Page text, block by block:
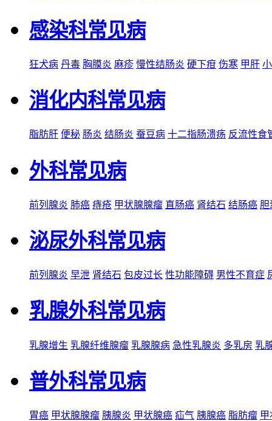
感染科常见病
狂犬病 丹毒 胸膜炎 麻疹 慢性结肠炎 硬下疳 伤寒 甲肝
消化内科常见病
脂肪肝 便秘 肠炎 结肠炎 蚕豆病 十二指肠溃疡 反流性食
外科常见病
前列腺炎 肺癌 痔疮 甲状腺腺瘤 直肠癌 肾结石 结肠癌 胆
泌尿外科常见病
前列腺炎 早泄 肾结石 包皮过长 性功能障碍 男性不育症
乳腺外科常见病
乳腺增生 乳腺纤维腺瘤 乳腺腺病 急性乳腺炎 多乳房 乳
普外科常见病
胃癌 甲状腺腺瘤 胰腺炎 甲状腺癌 疝气 胰腺癌 脂肪瘤